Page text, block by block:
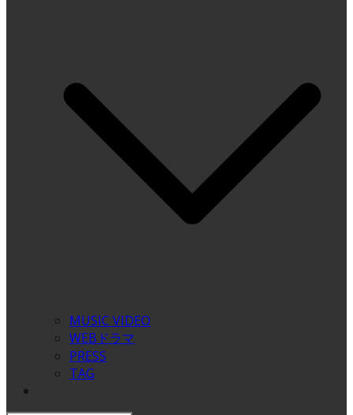
MUSIC VIDEO
WEBドラマ
PRESS
TAG